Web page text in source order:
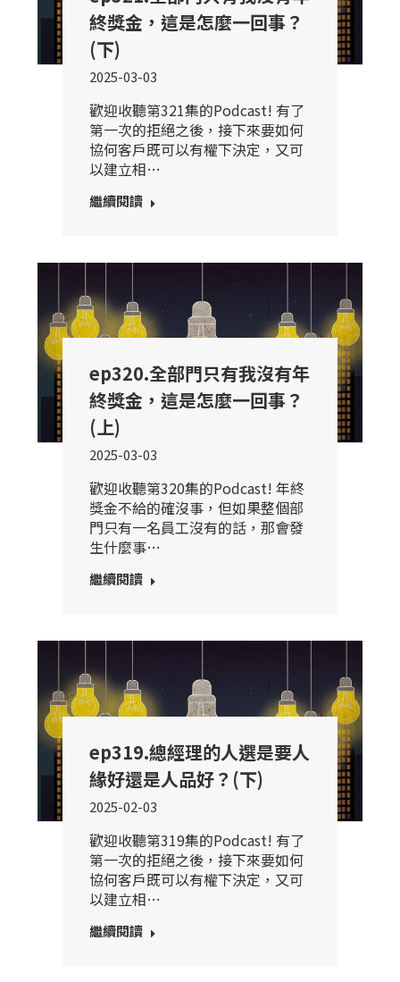
終獎金，這是怎麼一回事？
(下)
2025-03-03
歡迎收聽第321集的Podcast! 有了
第一次的拒絕之後，接下來要如何
協何客戶既可以有權下決定，又可
以建立相…
繼續閱讀
ep320.全部門只有我沒有年
終獎金，這是怎麼一回事？
(上)
2025-03-03
歡迎收聽第320集的Podcast! 年終
獎金不給的確沒事，但如果整個部
門只有一名員工沒有的話，那會發
生什麼事…
繼續閱讀
ep319.總經理的人選是要人
緣好還是人品好？(下)
2025-02-03
歡迎收聽第319集的Podcast! 有了
第一次的拒絕之後，接下來要如何
協何客戶既可以有權下決定，又可
以建立相…
繼續閱讀